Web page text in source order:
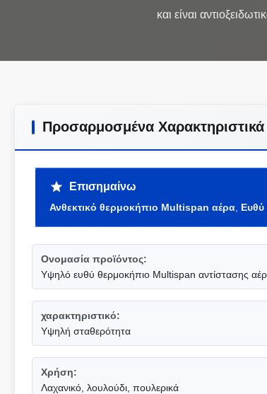
Προσαρμοσμένα Χαρακτηριστικά
Επισημαίνω
Ανθεκτικό θερμοκήπιο Multispan αέρα
Ονομασία προϊόντος:
Υψηλό ευθύ θερμοκήπιο Multispan αντίστασης
χαρακτηριστικό:
Υψηλή σταθερότητα
Χρήση:
Λαχανικό, λουλούδι, πουλερικά